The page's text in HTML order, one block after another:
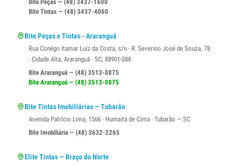
Bite Peças — (48) 3437-1600
Bite Tintas — (48) 3437-4060
Bite Peças e Tintas - Araranguá
Rua Conêgo Itamar Luiz da Costa, s/n · R. Severino José de Souza, 78
- Cidade Alta, Araranguá - SC, 88901-088
Bite Araranguá — (48) 3513-0875
Bite Araranguá — (48) 3513-0875
Bite Tintas Imobiliárias — Tubarão
Avenida Patrício Lima, 1566 · Humaitá de Cima · Tubarão — SC
Bite Imobiliária — (48) 3632-2265
Elite Tintas — Braço do Norte